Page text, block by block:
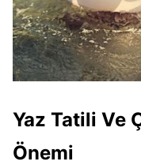
Yaz Tatili Ve
Önemi